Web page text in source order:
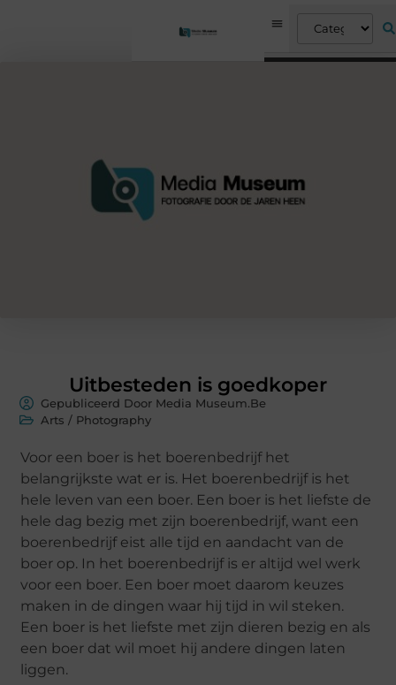
Uitbesteden is goedkoper
Gepubliceerd Door Media Museum.Be
Arts / Photography
Voor een boer is het boerenbedrijf het
belangrijkste wat er is. Het boerenbedrijf is het
hele leven van een boer. Een boer is het liefste de
hele dag bezig met zijn boerenbedrijf, want een
boerenbedrijf eist alle tijd en aandacht van de
boer op. In het boerenbedrijf is er altijd wel werk
voor een boer. Een boer moet daarom keuzes
maken in de dingen waar hij tijd in wil steken.
Een boer is het liefste met zijn dieren bezig en als
een boer dat wil moet hij andere dingen laten
liggen.